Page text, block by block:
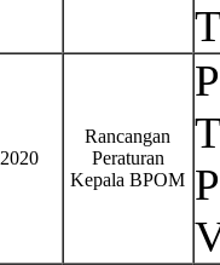
2020
Rancangan
Peraturan
Kepala BPOM